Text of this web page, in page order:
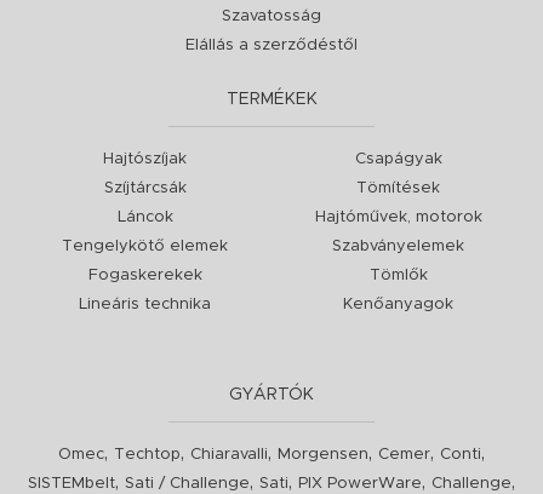
Szavatosság
Elállás a szerződéstől
TERMÉKEK
Hajtószíjak
Szíjtárcsák
Láncok
Tengelykötő elemek
Fogaskerekek
Lineáris technika
Csapágyak
Tömítések
Hajtóművek, motorok
Szabványelemek
Tömlők
Kenőanyagok
GYÁRTÓK
Omec, Techtop, Chiaravalli, Morgensen, Cemer, Conti,
SISTEMbelt, Sati / Challenge, Sati, PIX PowerWare, Challenge,